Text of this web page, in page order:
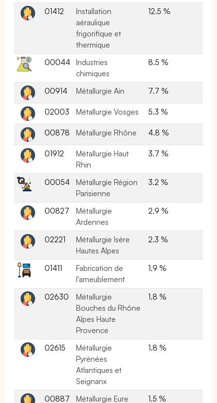
01412
Installation
aéraulique
frigorifique et
thermique
12.5 %
00044
Industries
chimiques
8.5 %
00914 Métallurgie Ain 7.7 %
02003 Métallurgie Vosges 5.3 %
00878 Métallurgie Rhône 4.8 %
01912
Métallurgie Haut
Rhin
3.7 %
00054
Métallurgie Région
Parisienne
3.2 %
00827
Métallurgie
Ardennes
2.9 %
02221
Métallurgie Isère
Hautes Alpes
2.3 %
01411
Fabrication de
l'ameublement
1.9 %
02630
Métallurgie
Bouches du Rhône
Alpes Haute
Provence
1.8 %
02615
Métallurgie
Pyrénées
Atlantiques et
Seignanx
1.8 %
00887 Métallurgie Eure 1.5 %